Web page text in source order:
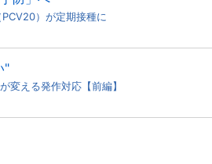
）が定期接種に
"
変える発作対応【前編】